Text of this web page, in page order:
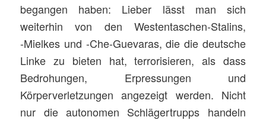
begangen haben: Lieber lässt man sich
weiterhin von den Westentaschen-Stalins,
‑Mielkes und ‑Che-Guevaras, die die deutsche
Linke zu bieten hat, terrorisieren, als dass
Bedrohungen, Erpressungen und
Körperverletzungen angezeigt werden. Nicht
nur die autonomen Schlägertrupps handeln